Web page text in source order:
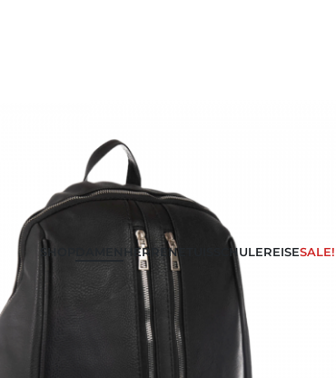
SHOP HERRENETUIS SCHULEREISESALE!